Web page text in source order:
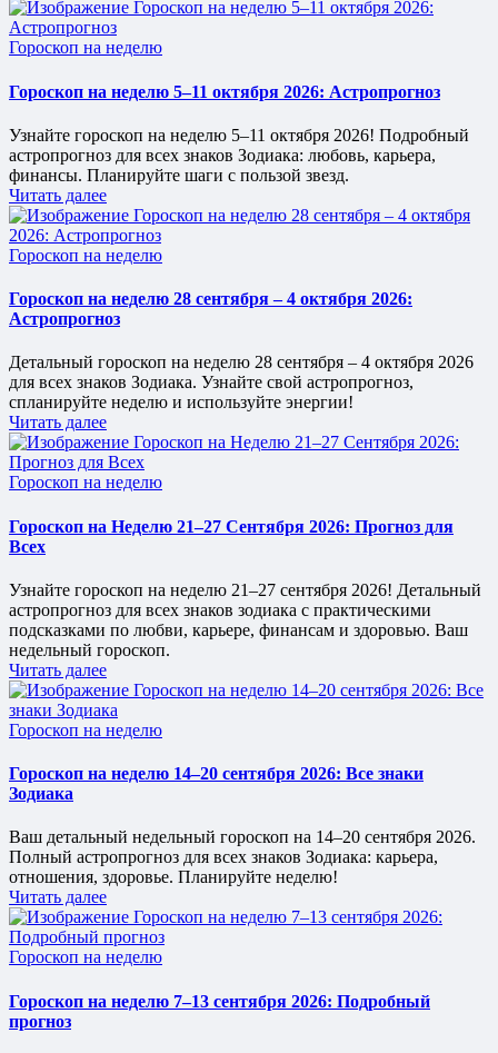
Опубликовано
Гороскоп на неделю
Гороскоп на неделю 5–11 октября 2026: Астропрогноз
Узнайте гороскоп на неделю 5–11 октября 2026! Подробный
астропрогноз для всех знаков Зодиака: любовь, карьера,
финансы. Планируйте шаги с пользой звезд.
Читать далее
Опубликовано
Гороскоп на неделю
Гороскоп на неделю 28 сентября – 4 октября 2026:
Астропрогноз
Детальный гороскоп на неделю 28 сентября – 4 октября 2026
для всех знаков Зодиака. Узнайте свой астропрогноз,
спланируйте неделю и используйте энергии!
Читать далее
Опубликовано
Гороскоп на неделю
Гороскоп на Неделю 21–27 Сентября 2026: Прогноз для
Всех
Узнайте гороскоп на неделю 21–27 сентября 2026! Детальный
астропрогноз для всех знаков зодиака с практическими
подсказками по любви, карьере, финансам и здоровью. Ваш
недельный гороскоп.
Читать далее
Опубликовано
Гороскоп на неделю
Гороскоп на неделю 14–20 сентября 2026: Все знаки
Зодиака
Ваш детальный недельный гороскоп на 14–20 сентября 2026.
Полный астропрогноз для всех знаков Зодиака: карьера,
отношения, здоровье. Планируйте неделю!
Читать далее
Опубликовано
Гороскоп на неделю
Гороскоп на неделю 7–13 сентября 2026: Подробный
прогноз